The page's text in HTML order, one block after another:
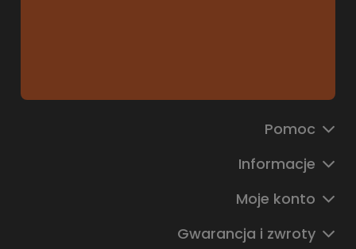
Pomoc
Informacje
Moje konto
Gwarancja i zwroty